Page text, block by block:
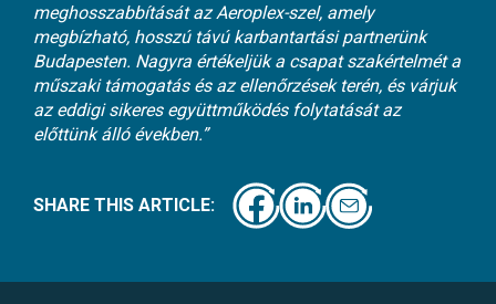
meghosszabbítását az Aeroplex-szel, amely
megbízható, hosszú távú karbantartási partnerünk
Budapesten. Nagyra értékeljük a csapat szakértelmét a
műszaki támogatás és az ellenőrzések terén, és várjuk
az eddigi sikeres együttműködés folytatását az
előttünk álló években.”
SHARE THIS ARTICLE: